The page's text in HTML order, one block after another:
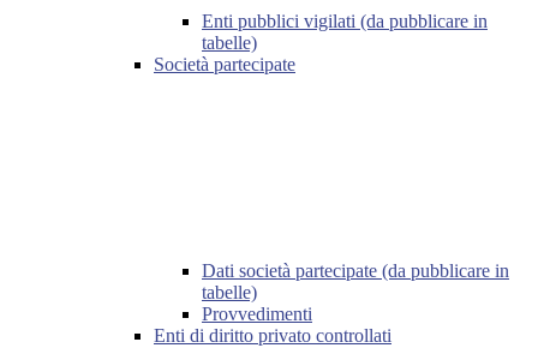
Enti pubblici vigilati (da pubblicare in
tabelle)
Società partecipate
Dati società partecipate (da pubblicare in
tabelle)
Provvedimenti
Enti di diritto privato controllati